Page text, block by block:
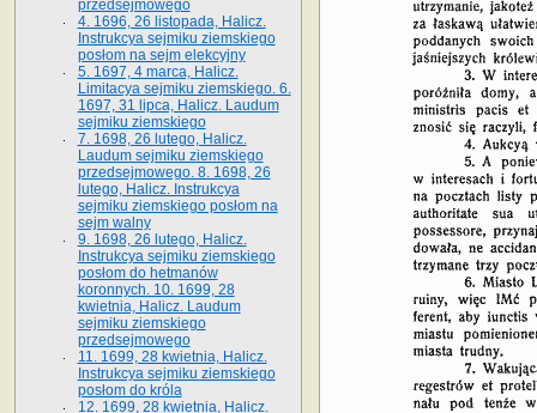
przedsejmowego
4. 1696, 26 listopada, Halicz.
Instrukcya sejmiku ziemskiego
posłom na sejm elekcyjny
5. 1697, 4 marca, Halicz.
Limitacya sejmiku ziemskiego. 6.
1697, 31 lipca, Halicz. Laudum
sejmiku ziemskiego
7. 1698, 26 lutego, Halicz.
Laudum sejmiku ziemskiego
przedsejmowego. 8. 1698, 26
lutego, Halicz. Instrukcya
sejmiku ziemskiego posłom na
sejm walny
9. 1698, 26 lutego, Halicz.
Instrukcya sejmiku ziemskiego
posłom do hetmanów
koronnych. 10. 1699, 28
kwietnia, Halicz. Laudum
sejmiku ziemskiego
przedsejmowego
11. 1699, 28 kwietnia, Halicz.
Instrukcya sejmiku ziemskiego
posłom do króla
12. 1699, 28 kwietnia, Halicz.